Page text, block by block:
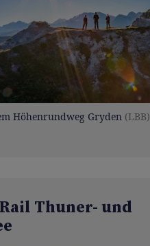
Höhenrundweg Gryden (LBB)
Thuner- und